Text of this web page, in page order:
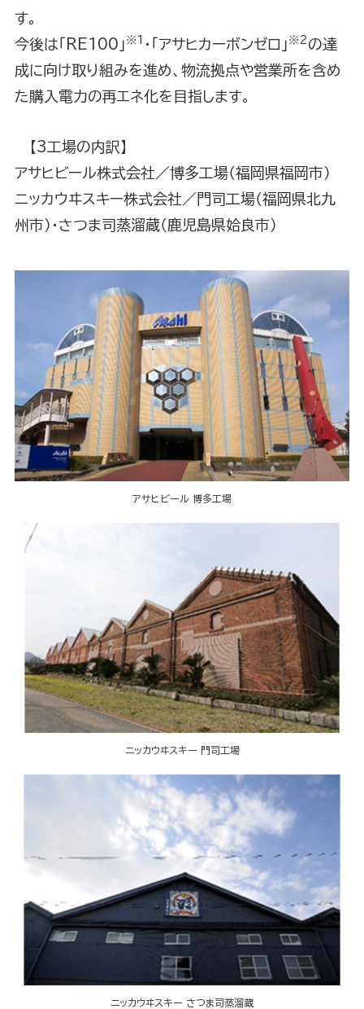
す。
今後は「RE100」 ※1 ･「アサヒカーボンゼロ」 ※2 の達
成に向け取り組みを進め、物流拠点や営業所を含め
た購入電力の再エネ化を目指します。
【3工場の内訳】
アサヒビール株式会社／博多工場（福岡県福岡市）
ニッカウヰスキー株式会社／門司工場（福岡県北九
州市）・さつま司蒸溜蔵（鹿児島県姶良市）
アサヒビール 博多工場
ニッカウヰスキー 門司工場
ニッカウヰスキー さつま司蒸溜蔵